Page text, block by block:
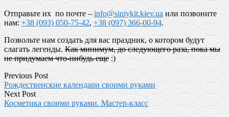
Отправьте их по почте –info@siniykit.kiev.uaили позвоните
нам:+38 (093) 050-75-42, +38 (097) 366-00-94.
Позвольте нам создать для вас праздник, о котором будут
слагать легенды.Как минимум, до следующего раза, пока мы
не придумаем что-нибудь еще:)
Previous Post
Рождественские календари своими руками
Next Post
Косметика своими руками. Мастер-класс